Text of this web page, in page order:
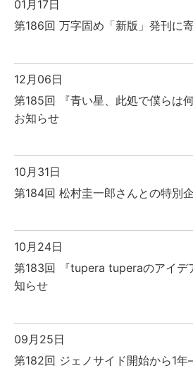
01月17日
第186回 万字固め「新版」発刊に
12月06日
第185回 『青い星、此処で僕らは
お知らせ
10月31日
第184回 松村圭一郎さんとの特別
10月24日
第183回 『tupera tuperaのアイデ
知らせ
09月25日
第182回 ジェノサイド開始から1